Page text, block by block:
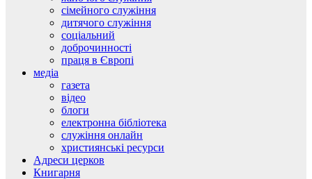
сімейного служіння
дитячого служіння
соціальний
доброчинності
праця в Європі
медіа
газета
відео
блоги
електронна бібліотека
служіння онлайн
християнські ресурси
Адреси церков
Книгарня